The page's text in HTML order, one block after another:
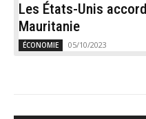
Les États-Unis
Mauritanie
ÉCONOMIE 05/10/2023